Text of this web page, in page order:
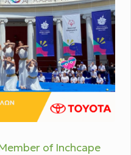
of Inchcape